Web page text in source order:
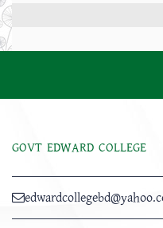
GOVT EDWARD COLLEGE